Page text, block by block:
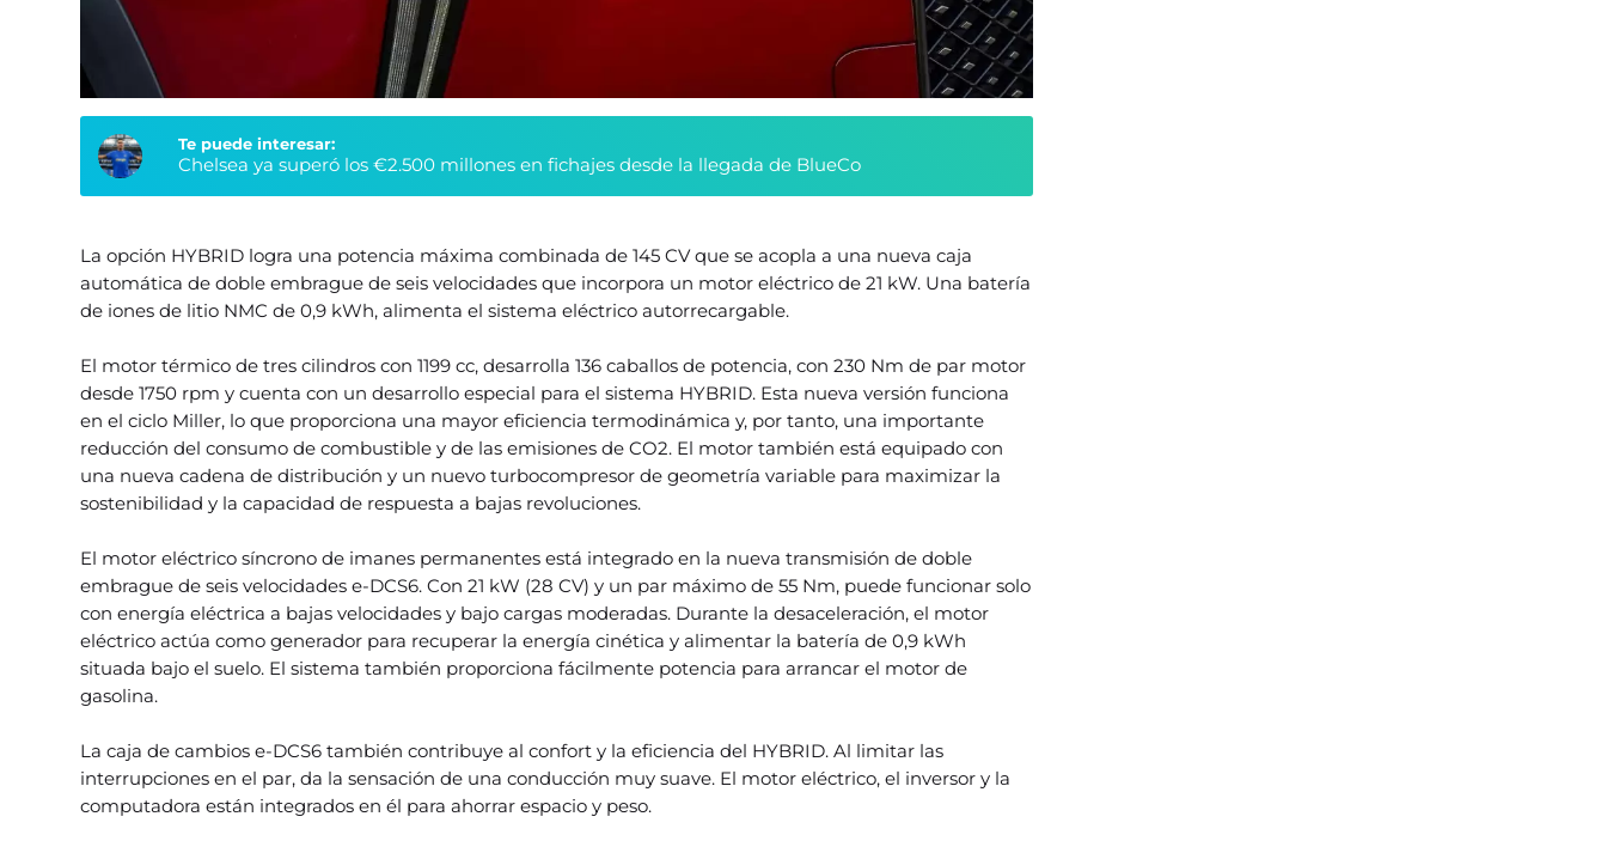
Te puede interesar:
Chelsea ya superó los €2.500 millones en fichajes desde la llegada de BlueCo
La opción HYBRID logra una potencia máxima combinada de 145 CV que se acopla a una nueva caja
automática de doble embrague de seis velocidades que incorpora un motor eléctrico de 21 kW. Una batería
de iones de litio NMC de 0,9 kWh, alimenta el sistema eléctrico autorrecargable.
El motor térmico de tres cilindros con 1199 cc, desarrolla 136 caballos de potencia, con 230 Nm de par motor
desde 1750 rpm y cuenta con un desarrollo especial para el sistema HYBRID. Esta nueva versión funciona
en el ciclo Miller, lo que proporciona una mayor eficiencia termodinámica y, por tanto, una importante
reducción del consumo de combustible y de las emisiones de CO2. El motor también está equipado con
una nueva cadena de distribución y un nuevo turbocompresor de geometría variable para maximizar la
sostenibilidad y la capacidad de respuesta a bajas revoluciones.
El motor eléctrico síncrono de imanes permanentes está integrado en la nueva transmisión de doble
embrague de seis velocidades e-DCS6. Con 21 kW (28 CV) y un par máximo de 55 Nm, puede funcionar solo
con energía eléctrica a bajas velocidades y bajo cargas moderadas. Durante la desaceleración, el motor
eléctrico actúa como generador para recuperar la energía cinética y alimentar la batería de 0,9 kWh
situada bajo el suelo. El sistema también proporciona fácilmente potencia para arrancar el motor de
gasolina.
La caja de cambios e-DCS6 también contribuye al confort y la eficiencia del HYBRID. Al limitar las
interrupciones en el par, da la sensación de una conducción muy suave. El motor eléctrico, el inversor y la
computadora están integrados en él para ahorrar espacio y peso.